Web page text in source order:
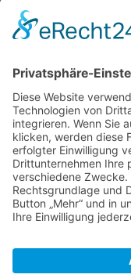
Bearbeitungen
Eingebundene
Vorlagen (3)